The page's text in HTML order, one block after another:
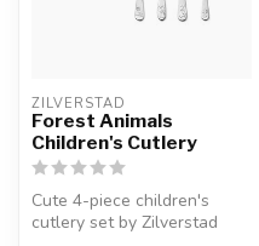
ZILVERSTAD
Forest Animals
Children's Cutlery
Cute 4-piece children's
cutlery set by Zilverstad